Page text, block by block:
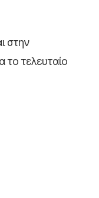
στην
το τελευταίο